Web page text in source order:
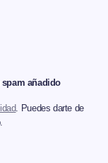
añadido
. Puedes darte de